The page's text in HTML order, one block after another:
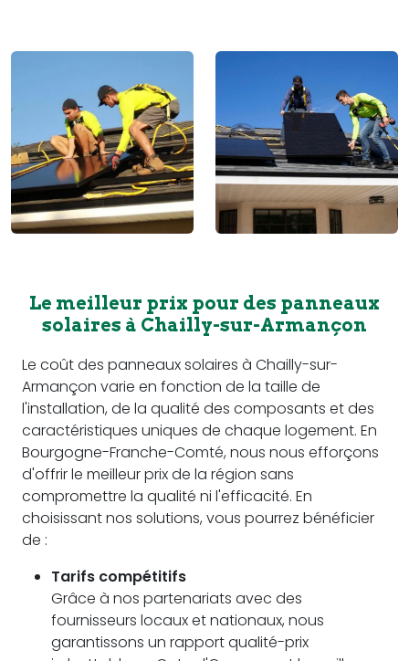
Le meilleur prix pour des panneaux
solaires à Chailly-sur-Armançon
Le coût des panneaux solaires à Chailly-sur-
Armançon varie en fonction de la taille de
l'installation, de la qualité des composants et des
caractéristiques uniques de chaque logement. En
Bourgogne-Franche-Comté, nous nous efforçons
d'offrir le meilleur prix de la région sans
compromettre la qualité ni l'efficacité. En
choisissant nos solutions, vous pourrez bénéficier
de :
Tarifs compétitifs
Grâce à nos partenariats avec des
fournisseurs locaux et nationaux, nous
garantissons un rapport qualité-prix